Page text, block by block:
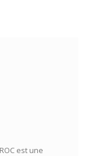
est une